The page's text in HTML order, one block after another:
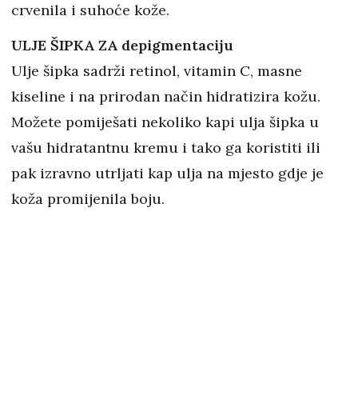
crvenila i suhoće kože.
ULJE ŠIPKA ZA depigmentaciju
Ulje šipka sadrži retinol, vitamin C, masne
kiseline i na prirodan način hidratizira kožu.
Možete pomiješati nekoliko kapi ulja šipka u
vašu hidratantnu kremu i tako ga koristiti ili
pak izravno utrljati kap ulja na mjesto gdje je
koža promijenila boju.